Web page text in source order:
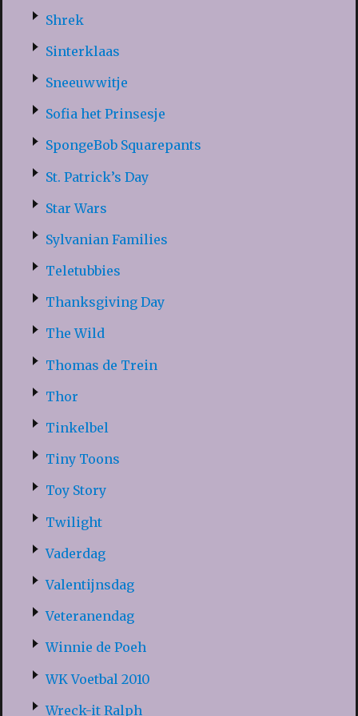
Shrek
Sinterklaas
Sneeuwwitje
Sofia het Prinsesje
SpongeBob Squarepants
St. Patrick’s Day
Star Wars
Sylvanian Families
Teletubbies
Thanksgiving Day
The Wild
Thomas de Trein
Thor
Tinkelbel
Tiny Toons
Toy Story
Twilight
Vaderdag
Valentijnsdag
Veteranendag
Winnie de Poeh
WK Voetbal 2010
Wreck-it Ralph